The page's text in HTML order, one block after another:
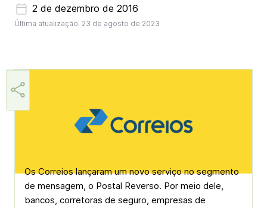
2 de dezembro de 2016
Última atualização: 23 de agosto de 2023
Os Correios lançaram um novo serviço no segmento
de mensagem, o Postal Reverso. Por meio dele,
bancos, corretoras de seguro, empresas de